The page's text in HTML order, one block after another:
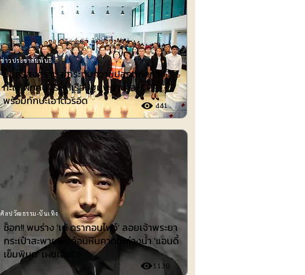
สมุทรสงคราม ยกระดับความปลอดภัยทาง
ทะเล ฝึกคนประจำเรือปฐมพยาบาล-CPR
พร้อมทักษะเอาตัวรอด
441
ข่าวประชาสัมพันธ์
ช็อก!! พบร่าง 'เต้ ดรากอนไฟว์' ลอยเจ้าพระยา
กระเป๋าสะพายพบก้อนหินคาดใช้ถ่วงน้ำ 'แอนดี้
เข็มพิมุก' เผยเสียใจ
1130
ศิลปวัฒธรรม-บันเทิง